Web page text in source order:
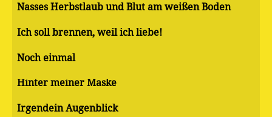
Nasses Herbstlaub und Blut am weißen Boden
Ich soll brennen, weil ich liebe!
Noch einmal
Hinter meiner Maske
Irgendein Augenblick